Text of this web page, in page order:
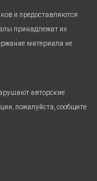
и предоставляются
принадлежат их
материала не
авторские
пожалуйста, сообщите